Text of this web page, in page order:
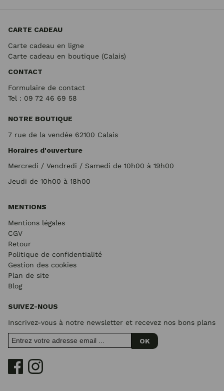
CARTE CADEAU
Carte cadeau en ligne
Carte cadeau en boutique (Calais)
CONTACT
Formulaire de contact
Tel : 09 72 46 69 58
NOTRE BOUTIQUE
7 rue de la vendée 62100 Calais
Horaires d'ouverture
Mercredi / Vendredi / Samedi de 10h00 à 19h00
Jeudi de 10h00 à 18h00
MENTIONS
Mentions légales
CGV
Retour
Politique de confidentialité
Gestion des cookies
Plan de site
Blog
SUIVEZ-NOUS
Inscrivez-vous à notre newsletter et recevez nos bons plans
OK